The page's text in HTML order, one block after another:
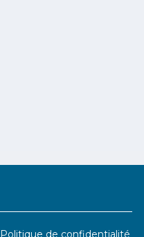
Politique de confidentialité